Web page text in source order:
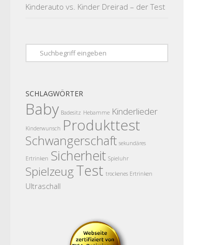
Kinderauto vs. Kinder Dreirad – der Test
SCHLAGWÖRTER
Baby Badesitz Hebamme Kinderlieder
Kinderwunsch Produkttest
Schwangerschaft sekundäres
Ertrinken Sicherheit Spieluhr
SpielzeugTest trockenes Ertrinken
Ultraschall